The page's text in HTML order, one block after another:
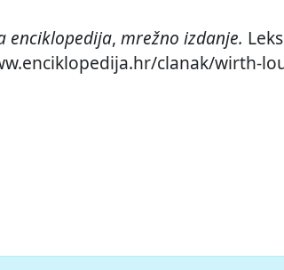
enciklopedija, mrežno izdanje.
clanak/wirth-